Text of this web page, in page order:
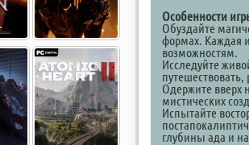
Особенности
Обуздайте
формах. Каждая
возможностям.
Исследуйте
Одержите вверх
мистических
Испытайте
глубины ада и